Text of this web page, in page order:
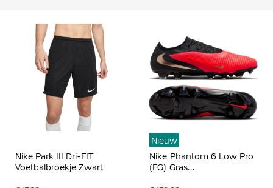
Nike Park III Dri-FIT
Voetbalbroekje Zwart
Nieuw
Nike Phantom 6 Low Pro
(FG) Gras